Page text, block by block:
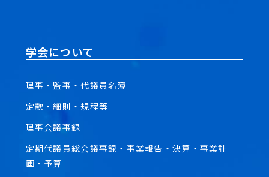
学会について
理事・監事・代議員名簿
定款・細則・規程等
理事会議事録
定期代議員総会議事録・事業報告・決算・事業計
画・予算